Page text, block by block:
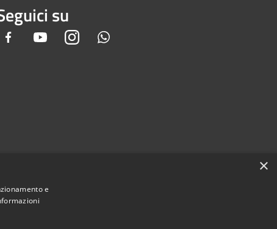
su
Facebook YoutubeInstagram
×
e